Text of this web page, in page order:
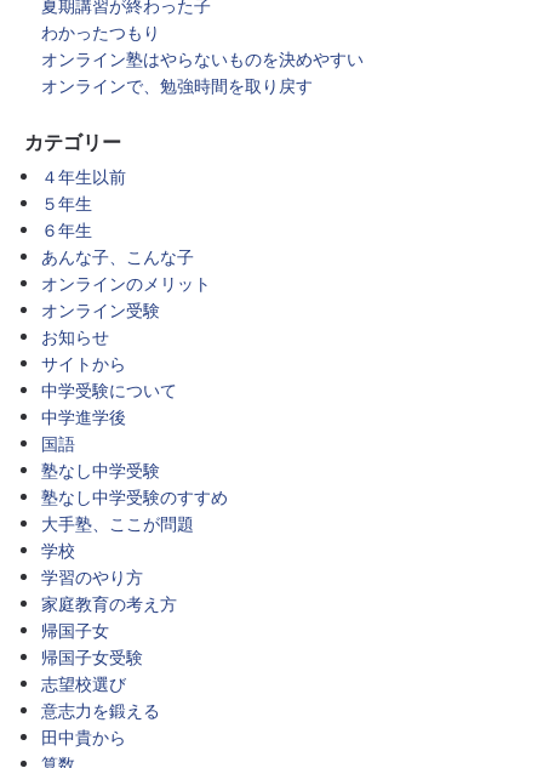
夏期講習が終わった子
わかったつもり
オンライン塾はやらないものを決めやすい
オンラインで、勉強時間を取り戻す
カテゴリー
４年生以前
５年生
６年生
あんな子、こんな子
オンラインのメリット
オンライン受験
お知らせ
サイトから
中学受験について
中学進学後
国語
塾なし中学受験
塾なし中学受験のすすめ
大手塾、ここが問題
学校
学習のやり方
家庭教育の考え方
帰国子女
帰国子女受験
志望校選び
意志力を鍛える
田中貴から